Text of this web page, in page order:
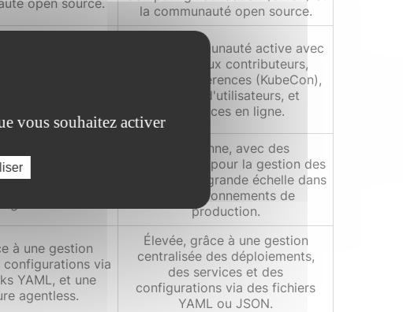
open source.
la communauté open source.
Grande communauté active avec
de nombreux contributeurs,
forums, conférences (KubeCon),
groupes d'utilisateurs, et
ressources en ligne.
avec des
pour la
Très bonne, avec des
optimisations pour la gestion des
conteneurs à grande échelle dans
des environnements de
production.
à une gestion
configurations via
YAML, et une
agentless.
Élevée, grâce à une gestion
centralisée des déploiements,
des services et des
configurations via des fichiers
YAML ou JSON.
vous souhaitez activer